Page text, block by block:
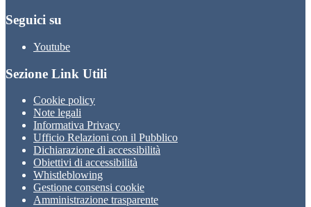
Seguici su
Youtube
Sezione Link Utili
Cookie policy
Note legali
Informativa Privacy
Ufficio Relazioni con il Pubblico
Dichiarazione di accessibilità
Obiettivi di accessibilità
Whistleblowing
Gestione consensi cookie
Amministrazione trasparente